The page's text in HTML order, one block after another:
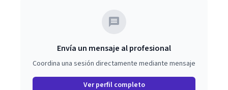
Envía un mensaje al profesional
Coordina una sesión directamente mediante mensaje
Ver perfil completo